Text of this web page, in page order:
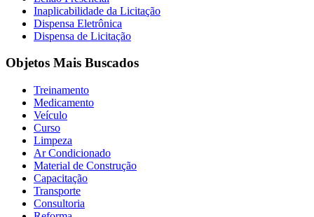
Inaplicabilidade da Licitação
Dispensa Eletrônica
Dispensa de Licitação
Objetos Mais Buscados
Treinamento
Medicamento
Veículo
Curso
Limpeza
Ar Condicionado
Material de Construção
Capacitação
Transporte
Consultoria